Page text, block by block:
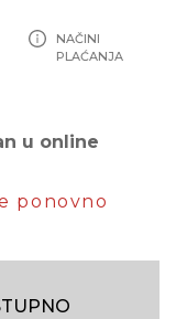
NAČINI
PLAĆANJA
u online
ponovno